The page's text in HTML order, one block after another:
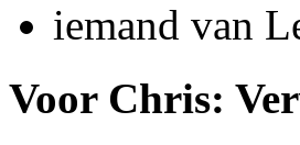
iemand van
Voor Chris: